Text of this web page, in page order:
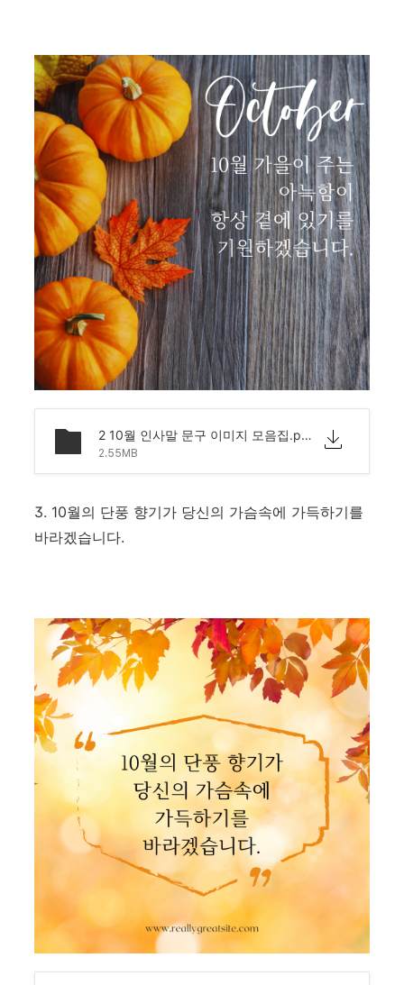
2 10월 인사말 문구 이미지 모음집.png
2.55MB
3. 10월의 단풍 향기가 당신의 가슴속에 가득하기를
바라겠습니다.